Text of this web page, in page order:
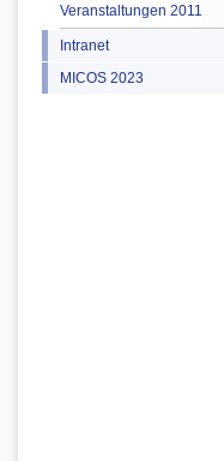
Veranstaltungen 2011
Intranet
MICOS 2023